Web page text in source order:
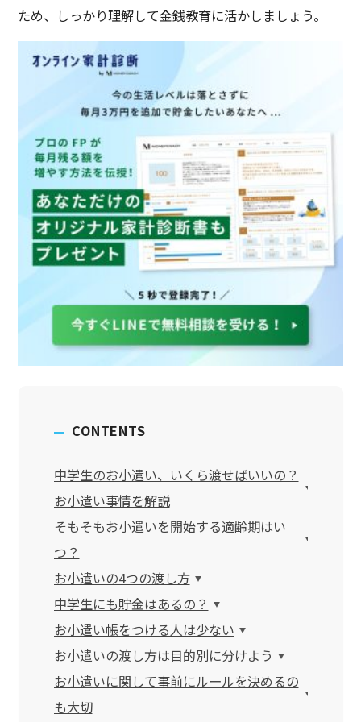
ため、しっかり理解して金銭教育に活かしましょう。
CONTENTS
中学生のお小遣い、いくら渡せばいいの？
お小遣い事情を解説
そもそもお小遣いを開始する適齢期はい
つ？
お小遣いの4つの渡し方
中学生にも貯金はあるの？
お小遣い帳をつける人は少ない
お小遣いの渡し方は目的別に分けよう
お小遣いに関して事前にルールを決めるの
も大切